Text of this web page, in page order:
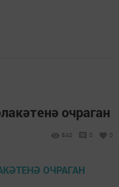
очраган
840 0 0